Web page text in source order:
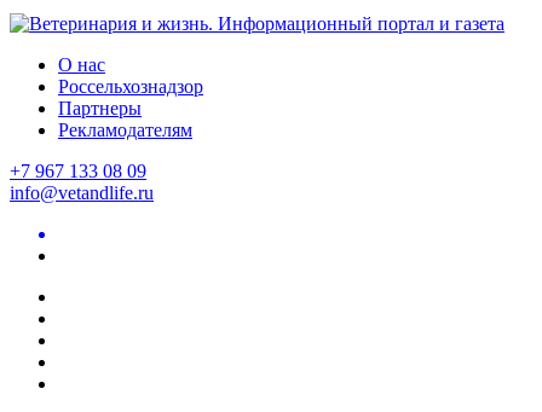
О нас
Россельхознадзор
Партнеры
Рекламодателям
+7 967 133 08 09
info@vetandlife.ru